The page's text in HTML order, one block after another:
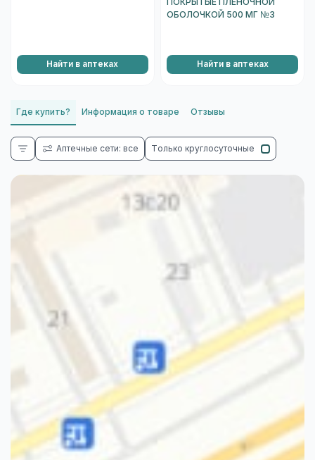
Найти в аптеках
ПОКРЫТЫЕ ПЛЕНОЧНОЙ
ОБОЛОЧКОЙ 500 МГ №3
Найти в аптеках
Где купить? Информация о товаре Отзывы
Аптечные сети: все Только круглосуточные